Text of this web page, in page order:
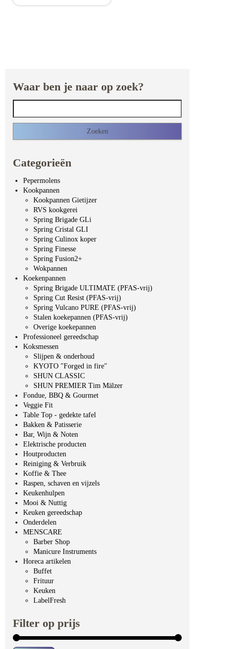
Waar ben je naar op zoek?
Categorieën
Pepermolens
Kookpannen
Kookpannen Gietijzer
RVS kookgerei
Spring Brigade GLi
Spring Cristal GLI
Spring Culinox koper
Spring Finesse
Spring Fusion2+
Wokpannen
Koekenpannen
Spring Brigade ULTIMATE (PFAS-vrij)
Spring Cut Resist (PFAS-vrij)
Spring Vulcano PURE (PFAS-vrij)
Stalen koekepannen (PFAS-vrij)
Overige koekepannen
Professioneel gereedschap
Koksmessen
Slijpen & onderhoud
KYOTO "Forged in fire"
SHUN CLASSIC
SHUN PREMIER Tim Mälzer
Fondue, BBQ & Gourmet
Veggie Fit
Table Top - gedekte tafel
Bakken & Patisserie
Bar, Wijn & Noten
Elektrische producten
Houtproducten
Reiniging & Verbruik
Koffie & Thee
Raspen, schaven en vijzels
Keukenhulpen
Mooi & Nuttig
Keuken gereedschap
Onderdelen
MENSCARE
Barber Shop
Manicure Instruments
Horeca artikelen
Buffet
Frituur
Keuken
LabelFresh
Filter op prijs